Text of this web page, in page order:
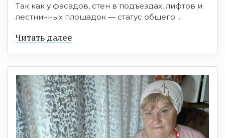
Так как у фасадов, стен в подъездах, лифтов и
лестничных площадок — статус общего ...
Читать далее